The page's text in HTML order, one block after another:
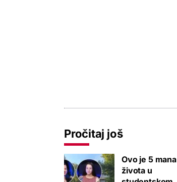
Pročitaj još
Ovo je 5 mana
života u